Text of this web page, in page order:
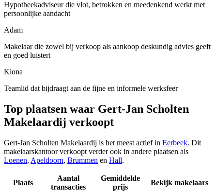
Hypotheekadviseur die vlot, betrokken en meedenkend werkt met
persoonlijke aandacht
Adam
Makelaar die zowel bij verkoop als aankoop deskundig advies geeft
en goed luistert
Kiona
Teamlid dat bijdraagt aan de fijne en informele werksfeer
Top plaatsen waar Gert-Jan Scholten
Makelaardij verkoopt
Gert-Jan Scholten Makelaardij is het meest actief in Eerbeek. Dit
makelaarskantoor verkoopt verder ook in andere plaatsen als
Loenen, Apeldoorn, Brummen en Hall.
Plaats
Aantal
transacties
Gemiddelde
prijs
Bekijk makelaars